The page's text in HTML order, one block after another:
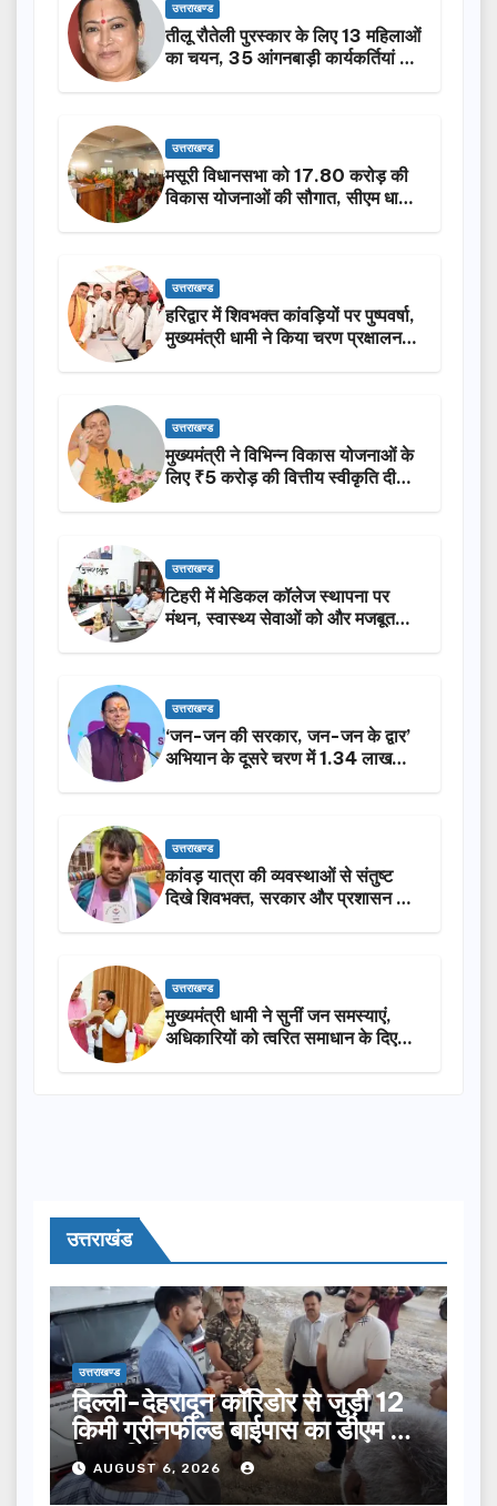
उत्तराखण्ड
तीलू रौतेली पुरस्कार के लिए 13 महिलाओं
का चयन, 35 आंगनबाड़ी कार्यकर्तियां भी
उत्तराखण्ड
मसूरी विधानसभा को 17.80 करोड़ की
विकास योजनाओं की सौगात, सीएम धामी
उत्तराखण्ड
हरिद्वार में शिवभक्त कांवड़ियों पर पुष्पवर्षा,
मुख्यमंत्री धामी ने किया चरण प्रक्षालन…
उत्तराखण्ड
मुख्यमंत्री ने विभिन्न विकास योजनाओं के
लिए ₹5 करोड़ की वित्तीय स्वीकृति दी…
उत्तराखण्ड
टिहरी में मेडिकल कॉलेज स्थापना पर
मंथन, स्वास्थ्य सेवाओं को और मजबूत
उत्तराखण्ड
‘जन-जन की सरकार, जन-जन के द्वार’
अभियान के दूसरे चरण में 1.34 लाख
उत्तराखण्ड
कांवड़ यात्रा की व्यवस्थाओं से संतुष्ट
दिखे शिवभक्त, सरकार और प्रशासन की
उत्तराखण्ड
मुख्यमंत्री धामी ने सुनीं जन समस्याएं,
अधिकारियों को त्वरित समाधान के दिए
उत्तराखंड
उत्तराखण्ड
दिल्ली-देहरादून कॉरिडोर से जुड़ी 12
किमी ग्रीनफील्ड बाईपास का डीएम ने
किया निरीक्षण…
AUGUST 6, 2026